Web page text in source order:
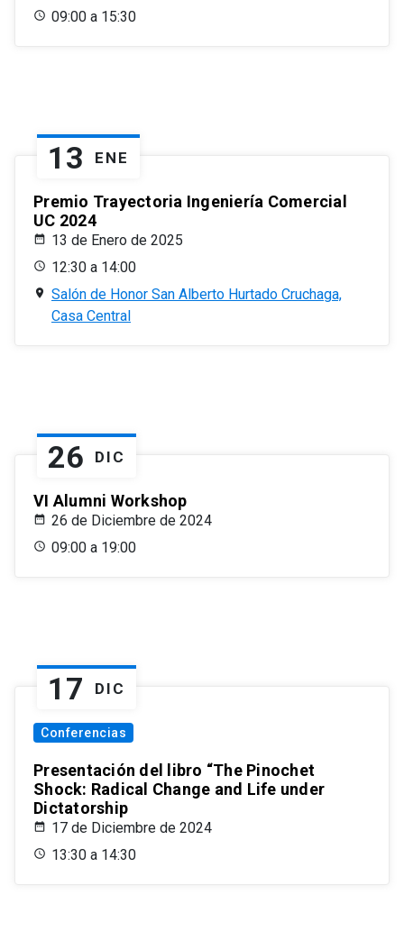
09:00 a 15:30
13 ENE
Premio Trayectoria Ingeniería Comercial
UC 2024
13 de Enero de 2025
12:30 a 14:00
Salón de Honor San Alberto Hurtado Cruchaga,
Casa Central
26 DIC
VI Alumni Workshop
26 de Diciembre de 2024
09:00 a 19:00
17 DIC
Conferencias
Presentación del libro “The Pinochet
Shock: Radical Change and Life under
Dictatorship
17 de Diciembre de 2024
13:30 a 14:30